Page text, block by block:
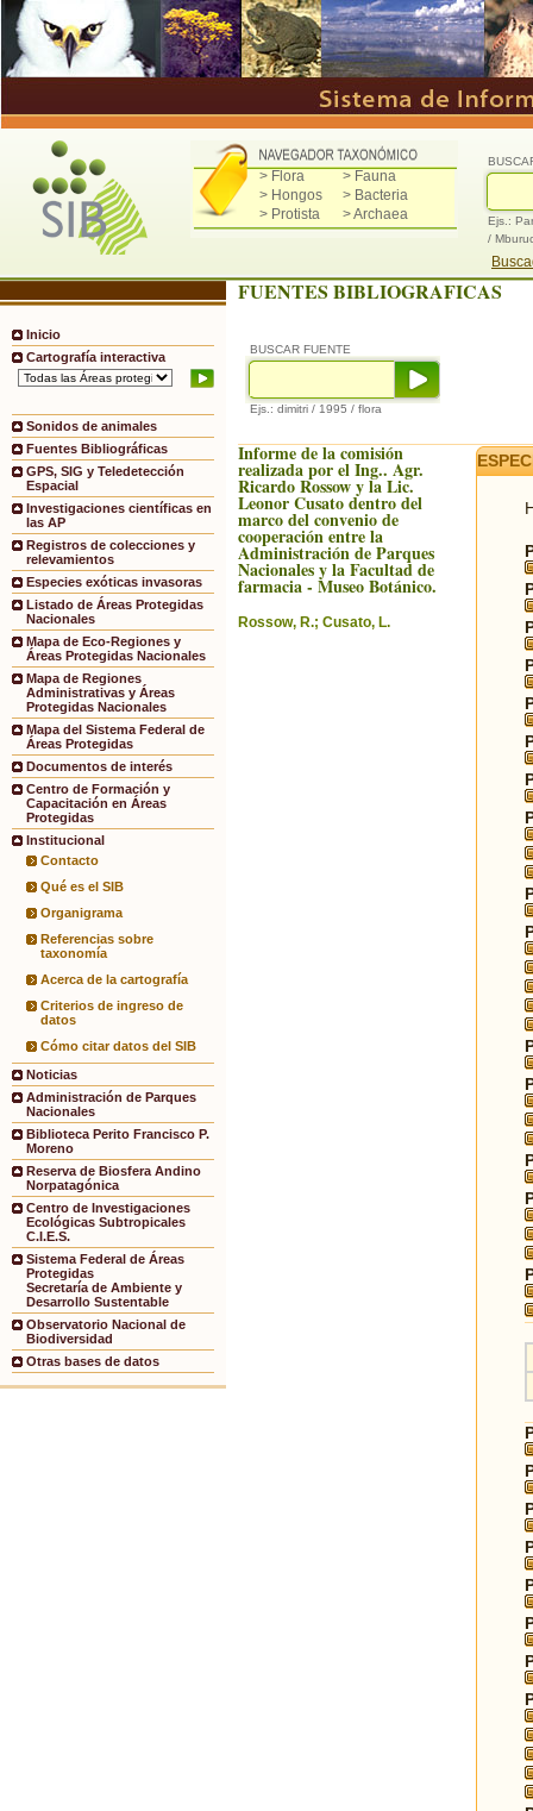
> Flora
> Fauna
> Hongos
> Bacteria
> Protista
> Archaea
Ejs.:
/
Inicio
Cartografía interactiva
Sonidos de animales
Fuentes Bibliográficas
GPS, SIG y Teledetección
Espacial
Investigaciones científicas en
las AP
Registros de colecciones y
relevamientos
Especies exóticas invasoras
Listado de Áreas Protegidas
Nacionales
Mapa de Eco-Regiones y
Áreas Protegidas Nacionales
Mapa de Regiones
Administrativas y Áreas
Protegidas Nacionales
Mapa del Sistema Federal de
Áreas Protegidas
Documentos de interés
Centro de Formación y
Capacitación en Áreas
Protegidas
Institucional
Contacto
Qué es el SIB
Organigrama
Referencias sobre
taxonomía
Acerca de la cartografía
Criterios de ingreso de
datos
Cómo citar datos del SIB
Noticias
Administración de Parques
Nacionales
Biblioteca Perito Francisco P.
Moreno
Reserva de Biosfera Andino
Norpatagónica
Centro de Investigaciones
Ecológicas Subtropicales
C.I.E.S.
Sistema Federal de Áreas
Protegidas
Secretaría de Ambiente y
Desarrollo Sustentable
Observatorio Nacional de
Biodiversidad
Otras bases de datos
FUENTES BIBLIOGRAFICAS
BUSCAR FUENTE
Ejs.: dimitri / 1995 / flora
Informe de la comisión
realizada por el Ing.. Agr.
Ricardo Rossow y la Lic.
Leonor Cusato dentro del
marco del convenio de
cooperación entre la
Administración de Parques
Nacionales y la Facultad de
farmacia - Museo Botánico.
Rossow, R.; Cusato, L.